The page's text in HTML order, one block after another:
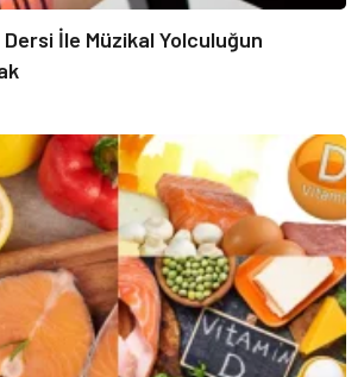
İle Müzikal Yolculuğun